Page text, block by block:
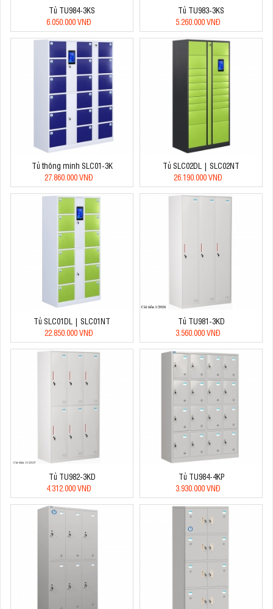
Tủ TU984-3KS
6.050.000 VNĐ
Tủ TU983-3KS
5.260.000 VNĐ
Tủ thông minh SLC01-3K
27.860.000 VNĐ
Tủ SLC02DL | SLC02NT
26.190.000 VNĐ
Tủ SLC01DL | SLC01NT
22.850.000 VNĐ
Tủ TU981-3KD
3.560.000 VNĐ
Tủ TU982-3KD
4.312.000 VNĐ
Tủ TU984-4KP
3.930.000 VNĐ